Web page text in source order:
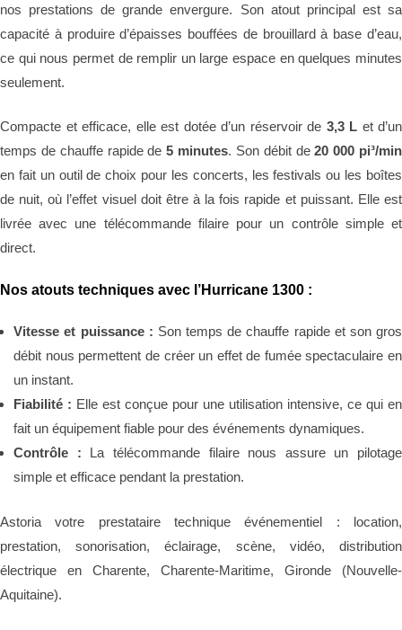
nos prestations de grande envergure. Son atout principal est sa
capacité à produire d’épaisses bouffées de brouillard à base d’eau,
ce qui nous permet de remplir un large espace en quelques minutes
seulement.
Compacte et efficace, elle est dotée d’un réservoir de 3,3 L et d’un
temps de chauffe rapide de5 minutes. Son débit de20 000 pi³/min
en fait un outil de choix pour les concerts, les festivals ou les boîtes
de nuit, où l’effet visuel doit être à la fois rapide et puissant. Elle est
livrée avec une télécommande filaire pour un contrôle simple et
direct.
Nos atouts techniques avec l’Hurricane 1300 :
Vitesse et puissance : Son temps de chauffe rapide et son gros
débit nous permettent de créer un effet de fumée spectaculaire en
un instant.
Fiabilité : Elle est conçue pour une utilisation intensive, ce qui en
fait un équipement fiable pour des événements dynamiques.
Contrôle : La télécommande filaire nous assure un pilotage
simple et efficace pendant la prestation.
Astoria votre prestataire technique événementiel : location,
prestation, sonorisation, éclairage, scène, vidéo, distribution
électrique en Charente, Charente-Maritime, Gironde (Nouvelle-
Aquitaine).